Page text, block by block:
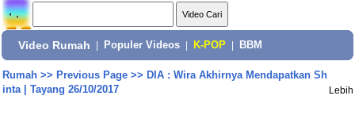
Video Rumah Populer Videos K-POP BBM
Rumah>> Previous Page>> DIA : Wira Akhirnya Mendapatkan Sh
inta | Tayang 26/10/2017
Lebih